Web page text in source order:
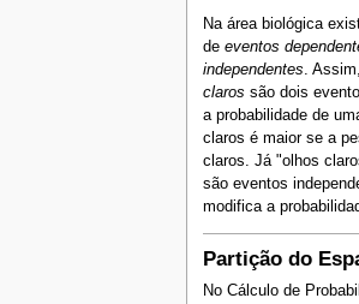
Na área biológica
de eventos
independentes . Assim,
claros são dois
a probabilidade de
claros é maior se a
claros. Já "olhos
são eventos
modifica a
Partição do
No Cálculo de